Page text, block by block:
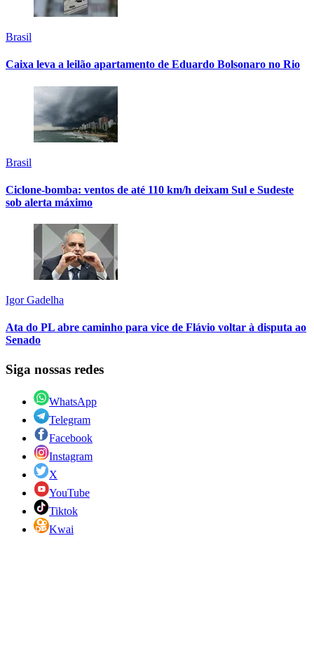
Brasil
Caixa leva a leilão apartamento de Eduardo Bolsonaro no Rio
Brasil
Ciclone-bomba: ventos de até 110 km/h deixam Sul e Sudeste
sob alerta máximo
Igor Gadelha
Ata do PL abre caminho para vice de Flávio voltar à disputa ao
Senado
Siga nossas redes
WhatsApp
Telegram
Facebook
Instagram
X
YouTube
Tiktok
Kwai